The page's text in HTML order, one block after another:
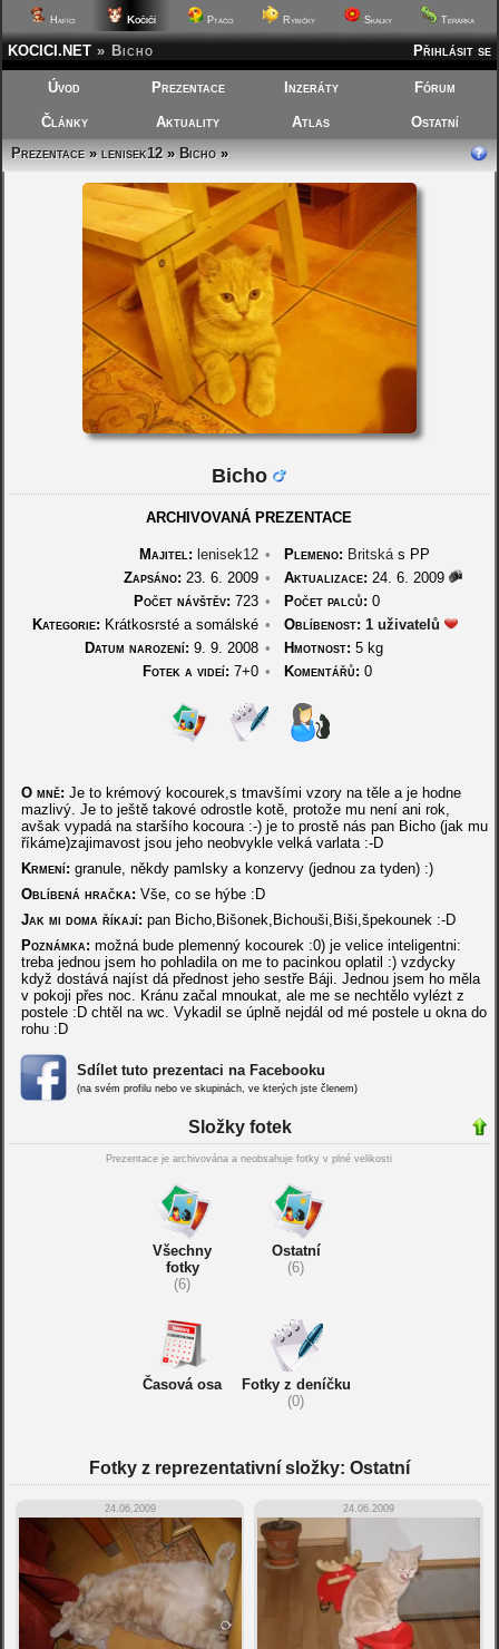
Hafíci Kočičí Ptáčci Rybičky Skalky Terárka
Přihlásit se
KOCICI.NET » Bicho
Úvod Prezentace Inzeráty Fórum
Články Aktuality Atlas
Ostatní
Prezentace»lenisek12»Bicho»
Bicho
ARCHIVOVANÁ PREZENTACE
Majitel: lenisek12 • Plemeno: Britskás PP
Zapsáno: 23. 6. 2009 • Aktualizace: 24. 6. 2009
Počet návštěv: 723 • Počet palců: 0
Kategorie: Krátkosrsté a somálské • Oblíbenost: 1 uživatelů
Datum narození: 9. 9. 2008 • Hmotnost: 5 kg
Fotek a videí: 7+0 • Komentářů: 0
O mně: Je to krémový kocourek,s tmavšími vzory na těle a je hodne
mazlivý. Je to ještě takové odrostle kotě, protože mu není ani rok,
avšak vypadá na staršího kocoura :-) je to prostě nás pan Bicho (jak mu
říkáme)zajimavost jsou jeho neobvykle velká varlata :-D
Krmení: granule, někdy pamlsky a konzervy (jednou za tyden) :)
Oblíbená hračka: Vše, co se hýbe :D
Jak mi doma říkají: pan Bicho,Bišonek,Bichouši,Biši,špekounek :-D
Poznámka: možná bude plemenný kocourek :0) je velice inteligentni:
treba jednou jsem ho pohladila on me to pacinkou oplatil :) vzdycky
když dostává najíst dá přednost jeho sestře Báji. Jednou jsem ho měla
v pokoji přes noc. Kránu začal mnoukat, ale me se nechtělo vylézt z
postele :D chtěl na wc. Vykadil se úplně nejdál od mé postele u okna do
rohu :D
Sdílet tuto prezentaci na Facebooku
(na svém profilu nebo ve skupinách, ve kterých jste členem)
Složky fotek
Prezentace je archivována a neobsahuje fotky v plné velikosti
Všechny
fotky
(6)
Ostatní
(6)
Časová osa
Fotky z deníčku
(0)
Fotky z reprezentativní složky: Ostatní
24.06.2009 24.06.2009